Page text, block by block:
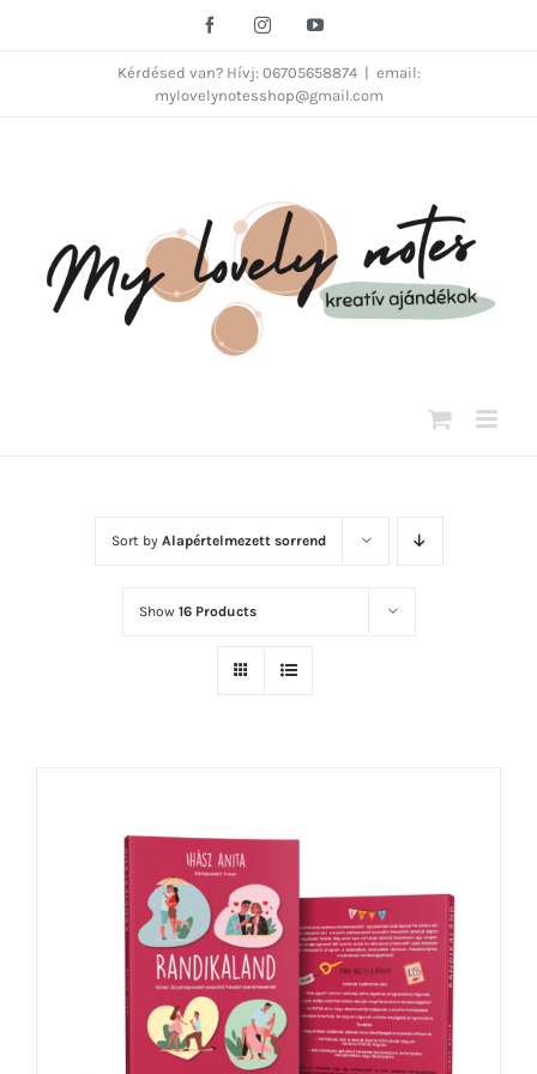
FacebookInstagramYouTube
Kérdésed van? Hívj: 06705658874
email:
mylovelynotesshop@gmail.com
Sort by Alapértelmezett sorrend
Show 16 Products